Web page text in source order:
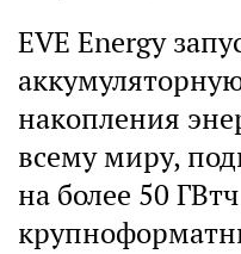
EVE Energy
накопления
всему миру,
на более 50